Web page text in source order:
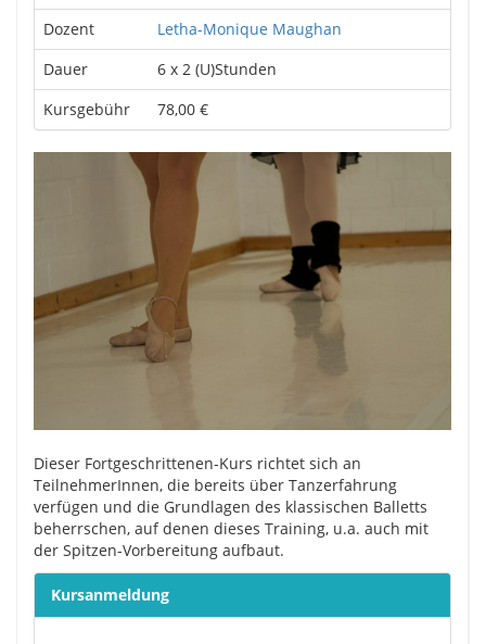
Dozent
Letha-Monique Maughan
Dauer
6 x 2 (U)Stunden
Kursgebühr
78,00 €
Dieser Fortgeschrittenen-Kurs richtet sich an
TeilnehmerInnen, die bereits über Tanzerfahrung
verfügen und die Grundlagen des klassischen Balletts
beherrschen, auf denen dieses Training, u.a. auch mit
der Spitzen-Vorbereitung aufbaut.
Kursanmeldung